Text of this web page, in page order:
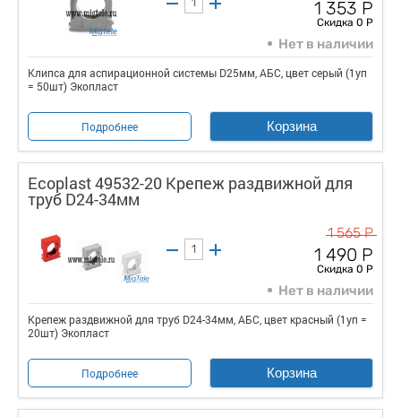
1 353 Р
Скидка 0 Р
Нет в наличии
Клипса для аспирационной системы D25мм, АБС, цвет серый (1уп
= 50шт) Экопласт
Подробнее Корзина
Ecoplast 49532-20 Крепеж раздвижной для
труб D24-34мм
1 565 Р
1 490 Р
Скидка 0 Р
Нет в наличии
Крепеж раздвижной для труб D24-34мм, АБС, цвет красный (1уп =
20шт) Экопласт
Подробнее Корзина